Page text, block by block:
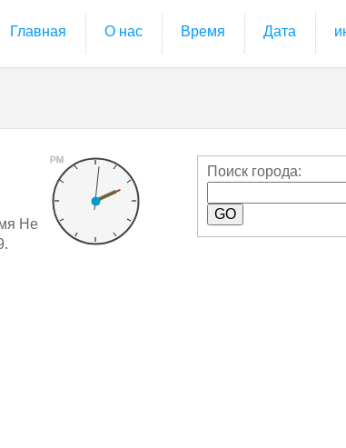
Главная О нас Время Дата
PM
Не
Поиск города: